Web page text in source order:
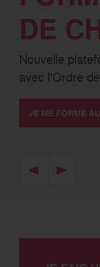
DE
Nouvelle
avec l'Ordre
JE ME FORME